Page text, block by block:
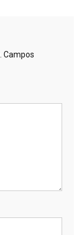
Campos